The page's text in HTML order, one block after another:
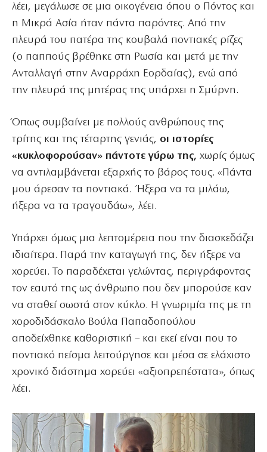
λέει, μεγάλωσε σε μια οικογένεια όπου ο Πόντος και
η Μικρά Ασία ήταν πάντα παρόντες. Από την
πλευρά του πατέρα της κουβαλά ποντιακές ρίζες
(ο παππούς βρέθηκε στη Ρωσία και μετά με την
Ανταλλαγή στην Αναρράχη Εορδαίας), ενώ από
την πλευρά της μητέρας της υπάρχει η Σμύρνη.
Όπως συμβαίνει με πολλούς ανθρώπους της
τρίτης και της τέταρτης γενιάς, οι ιστορίες
«κυκλοφορούσαν» πάντοτε γύρω της, χωρίς όμως
να αντιλαμβάνεται εξαρχής το βάρος τους. «Πάντα
μου άρεσαν τα ποντιακά. Ήξερα να τα μιλάω,
ήξερα να τα τραγουδάω», λέει.
Υπάρχει όμως μια λεπτομέρεια που την διασκεδάζει
ιδιαίτερα. Παρά την καταγωγή της, δεν ήξερε να
χορεύει. Το παραδέχεται γελώντας, περιγράφοντας
τον εαυτό της ως άνθρωπο που δεν μπορούσε καν
να σταθεί σωστά στον κύκλο. Η γνωριμία της με τη
χοροδιδάσκαλο Βούλα Παπαδοπούλου
αποδείχθηκε καθοριστική – και εκεί είναι που το
ποντιακό πείσμα λειτούργησε και μέσα σε ελάχιστο
χρονικό διάστημα χορεύει «αξιοπρεπέστατα», όπως
λέει.